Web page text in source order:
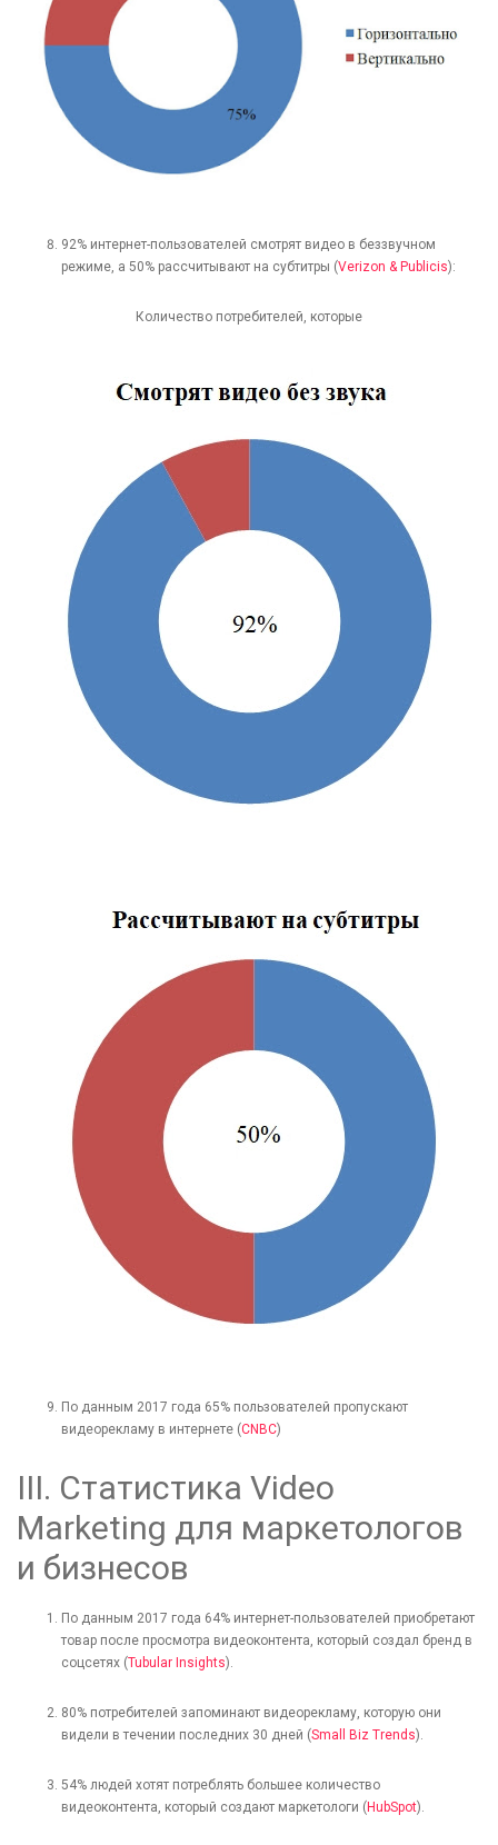
92% интернет-пользователей смотрят видео в беззвучном
режиме, а 50% рассчитывают на субтитры (Verizon & Publicis):
Количество потребителей, которые
По данным 2017 года 65% пользователей пропускают
видеорекламу в интернете (CNBC)
ІІІ. Статистика Video
Marketing для маркетологов
и бизнесов
По данным 2017 года 64% интернет-пользователей приобретают
товар после просмотра видеоконтента, который создал бренд в
соцсетях (Tubular Insights).
80% потребителей запоминают видеорекламу, которую они
видели в течении последних 30 дней (Small Biz Trends).
54% людей хотят потреблять большее количество
видеоконтента, который создают маркетологи ( HubSpot).